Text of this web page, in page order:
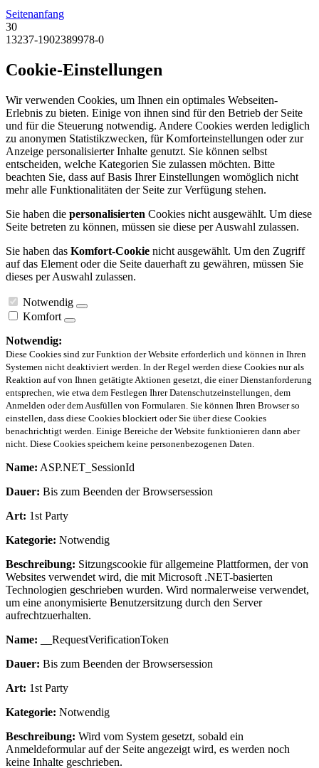
Seitenanfang
30
13237-1902389978-0
Cookie-Einstellungen
Wir verwenden Cookies, um Ihnen ein optimales Webseiten-
Erlebnis zu bieten. Einige von ihnen sind für den Betrieb der Seite
und für die Steuerung notwendig. Andere Cookies werden lediglich
zu anonymen Statistikzwecken, für Komforteinstellungen oder zur
Anzeige personalisierter Inhalte genutzt. Sie können selbst
entscheiden, welche Kategorien Sie zulassen möchten. Bitte
beachten Sie, dass auf Basis Ihrer Einstellungen womöglich nicht
mehr alle Funktionalitäten der Seite zur Verfügung stehen.
Sie haben die personalisierten Cookies nicht ausgewählt. Um diese
Seite betreten zu können, müssen sie diese per Auswahl zulassen.
Sie haben das Komfort-Cookie nicht ausgewählt. Um den Zugriff
auf das Element oder die Seite dauerhaft zu gewähren, müssen Sie
dieses per Auswahl zulassen.
Notwendig
Komfort
Notwendig:
Diese Cookies sind zur Funktion der Website erforderlich und können in Ihren
Systemen nicht deaktiviert werden. In der Regel werden diese Cookies nur als
Reaktion auf von Ihnen getätigte Aktionen gesetzt, die einer Dienstanforderung
entsprechen, wie etwa dem Festlegen Ihrer Datenschutzeinstellungen, dem
Anmelden oder dem Ausfüllen von Formularen. Sie können Ihren Browser so
einstellen, dass diese Cookies blockiert oder Sie über diese Cookies
benachrichtigt werden. Einige Bereiche der Website funktionieren dann aber
nicht. Diese Cookies speichern keine personenbezogenen Daten.
Name: ASP.NET_SessionId
Dauer: Bis zum Beenden der Browsersession
Art: 1st Party
Kategorie: Notwendig
Beschreibung: Sitzungscookie für allgemeine Plattformen, der von
Websites verwendet wird, die mit Microsoft .NET-basierten
Technologien geschrieben wurden. Wird normalerweise verwendet,
um eine anonymisierte Benutzersitzung durch den Server
aufrechtzuerhalten.
Name: __RequestVerificationToken
Dauer: Bis zum Beenden der Browsersession
Art: 1st Party
Kategorie: Notwendig
Beschreibung: Wird vom System gesetzt, sobald ein
Anmeldeformular auf der Seite angezeigt wird, es werden noch
keine Inhalte geschrieben.